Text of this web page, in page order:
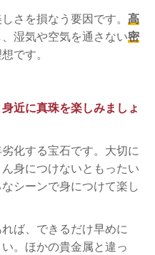
さを損なう要因です。 高
、湿気や空気を通さない密
です。
近に真珠を楽しみましょ
化する宝石です。大切に
身につけないともったい
シーンで身につけて楽し
ば、できるだけ早めに
。ほかの貴金属と違っ